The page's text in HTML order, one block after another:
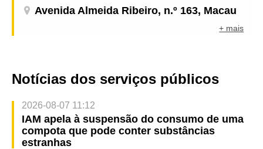
Avenida Almeida Ribeiro, n.º 163, Macau
+ mais
Notícias dos serviços públicos
2026-08-07 11:12
IAM apela à suspensão do consumo de uma
compota que pode conter substâncias
estranhas